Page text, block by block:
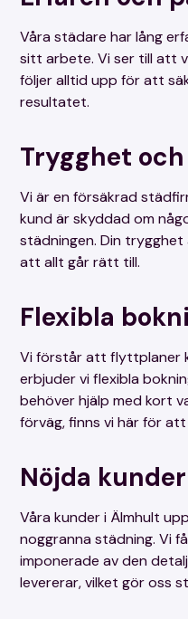
avstängda.
Front till badkar,
samt gallret på
demonteras /
Demontering och
på slutna
Om det finns
som inte går att
vänligen meddela
städningen.
Vänligen
om dessa kräver
rengöring.
Rengöring av
standardtjänst i
endast på
Våra städare har lång
sitt arbete. Vi ser till att
följer alltid upp för att
resultatet.
Trygghet
Vi är en försäkrad
kund är skyddad om
städningen. Din
att allt går rätt till.
Flexibla
Vi förstår att flyttplaner
erbjuder vi flexibla
behöver hjälp med kort
förväg, finns vi här för att
Nöjda kunder
Våra kunder i Älmhult
noggranna städning. Vi
imponerade av den
levererar, vilket gör oss